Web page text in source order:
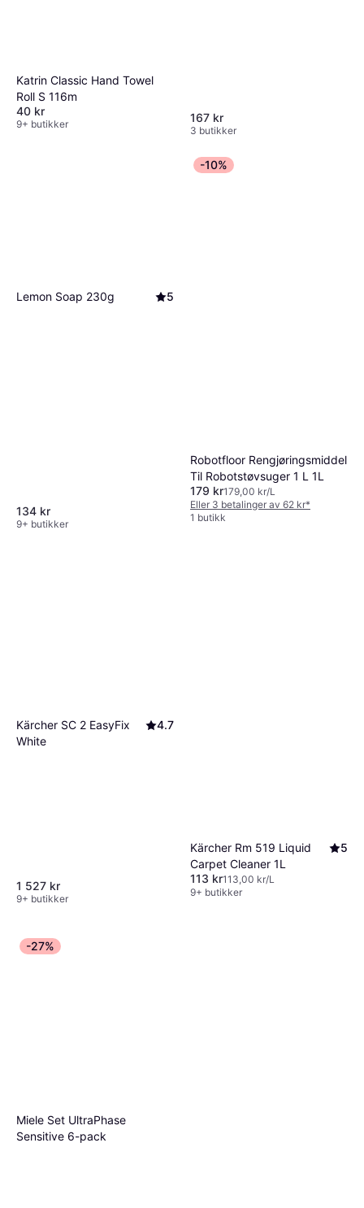
Katrin Classic Hand Towel
Roll S 116m
40 kr
9+ butikker 167 kr
3 butikker
Lemon Soap 230g 5
134 kr
9+ butikker
-10%
Robotfloor Rengjøringsmiddel
Til Robotstøvsuger 1 L 1L
179 kr179,00 kr/L
Eller 3 betalinger av 62 kr*
1 butikk
Kärcher SC 2 EasyFix
White
4.7
1 527 kr
9+ butikker
Kärcher Rm 519 Liquid
Carpet Cleaner 1L
5
113 kr113,00 kr/L
9+ butikker
-27%
Miele Set UltraPhase
Sensitive 6-pack